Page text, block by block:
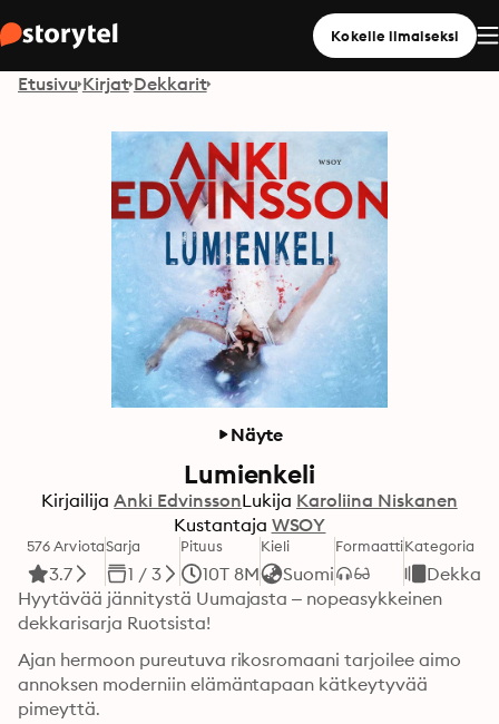
Kokeile ilmaiseksi
Etusivu Kirjat Dekkarit
Näyte
Lumienkeli
Kirjailija Anki EdvinssonLukija Karoliina Niskanen
Kustantaja WSOY
576 Arviota
3.7
Sarja
1 / 3
Pituus
10T 8M
Kieli
Suomi
FormaattiKategoria
Hyytävää jännitystä Uumajasta – nopeasykkeinen
dekkarisarja Ruotsista!
Ajan hermoon pureutuva rikosromaani tarjoilee aimo
annoksen moderniin elämäntapaan kätkeytyvää
pimeyttä.